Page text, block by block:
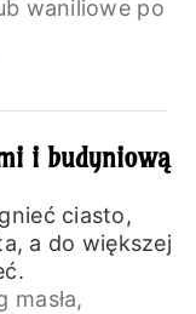
waniliowe po
i budyniową
ciasto,
a do większej
masła,